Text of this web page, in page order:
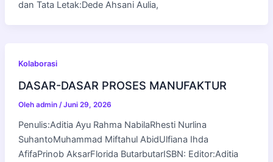
dan Tata Letak:Dede Ahsani Aulia,
Kolaborasi
DASAR-DASAR PROSES MANUFAKTUR
Oleh admin /Juni 29, 2026
Penulis:Aditia Ayu Rahma NabilaRhesti Nurlina
SuhantoMuhammad Miftahul AbidUlfiana Ihda
AfifaPrinob AksarFlorida ButarbutarISBN: Editor:Aditia